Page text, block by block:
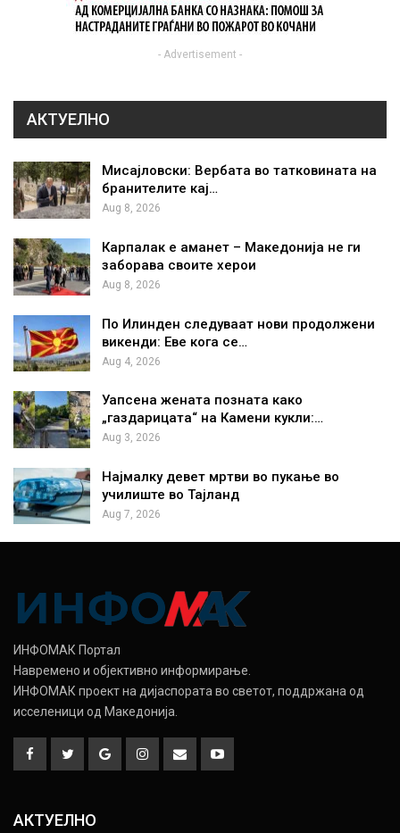
- Advertisement -
АКТУЕЛНО
Мисајловски: Вербата во татковината на
бранителите кај…
Aug 8, 2026
Карпалак е аманет – Македонија не ги
заборава своите херои
Aug 8, 2026
По Илинден следуваат нови продолжени
викенди: Еве кога се…
Aug 4, 2026
Уапсена жената позната како
„газдарицата“ на Камени кукли:…
Aug 3, 2026
Најмалку девет мртви во пукање во
училиште во Тајланд
Aug 7, 2026
ИНФОМАК Портал
Навремено и објективно информирање.
ИНФОМАК проект на дијаспората во светот, поддржана од
исселеници од Македонија.
АКТУЕЛНО